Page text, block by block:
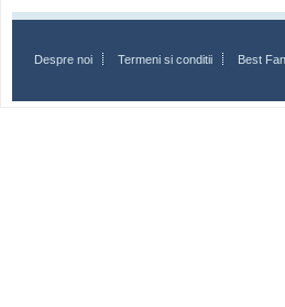
Despre noi Termeni si conditii Best